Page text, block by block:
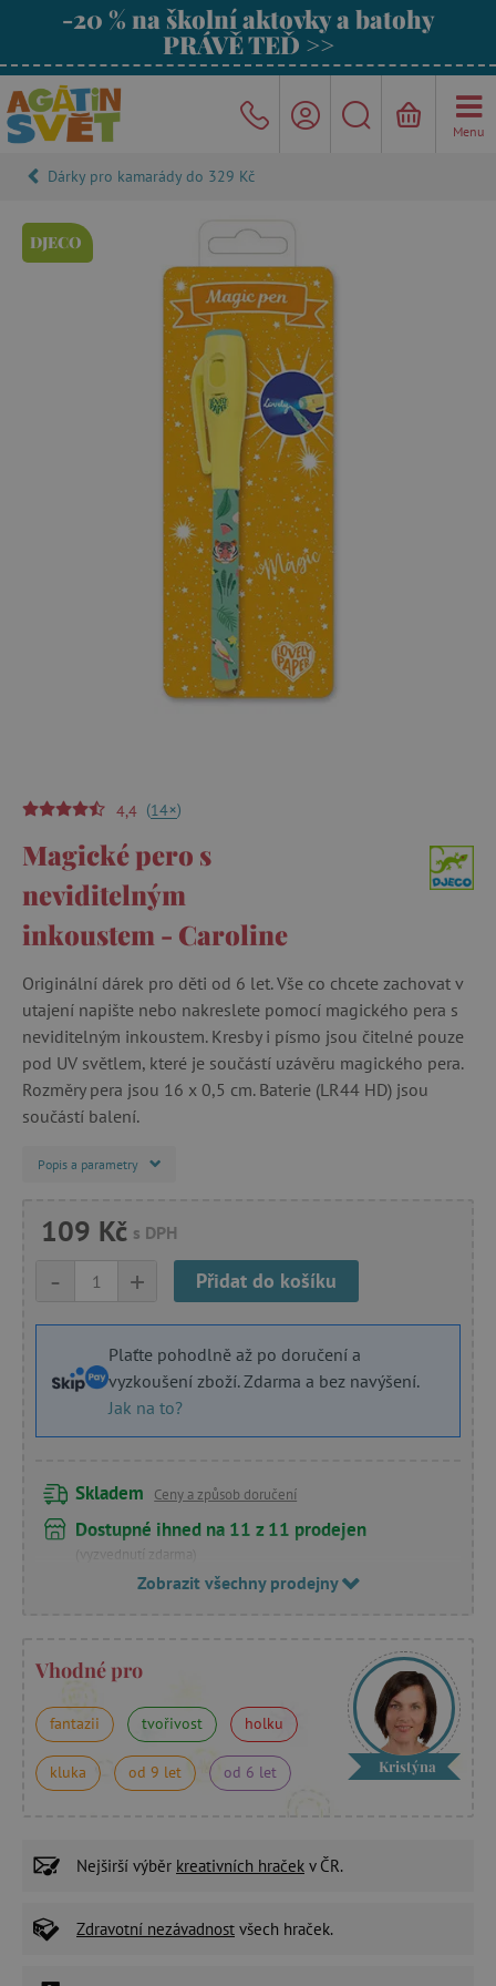
-20 % na školní aktovky a batohy
PRÁVĚ TEĎ >>
Menu
Dárky pro kamarády do 329 Kč
DJECO
4,4 (14+)
Magické pero s
neviditelným
inkoustem - Caroline
Originální dárek pro děti od 6 let. Vše co chcete zachovat v
utajení napište nebo nakreslete pomocí magického pera s
neviditelným inkoustem. Kresby i písmo jsou čitelné pouze
pod UV světlem, které je součástí uzávěru magického pera.
Rozměry pera jsou 16 x 0,5 cm. Baterie (LR44 HD) jsou
součástí balení.
Popis a parametry
109 Kč s DPH
+
- Přidat do košíku
Plaťte pohodlně až po doručení a
vyzkoušení zboží. Zdarma a bez navýšení.
Jak na to?
Skladem Ceny a způsob doručení
Dostupné ihned na 11 z 11 prodejen
(vyzvednutí zdarma)
Zobrazit všechny prodejny
Vhodné pro
fantazii tvořivost holku
kluka od 9 let od 6 let Kristýna
Nejširší výběr kreativních hraček v ČR.
Zdravotní nezávadnost všech hraček.